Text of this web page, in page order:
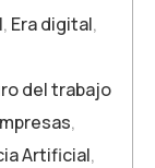
, Era digital,
del trabajo
,
Artificial,